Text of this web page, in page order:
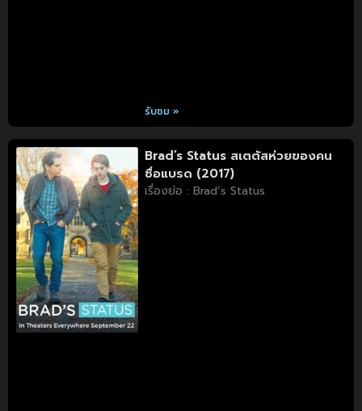
รับชม »
Brad’s Status สเตตัสห่วยของคน
ชื่อแบรด (2017)
เรื่องย่อ : Brad’s Status